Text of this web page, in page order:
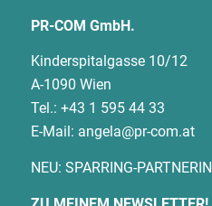
PR-COM GmbH.
Kinderspitalgasse 10/12
A-1090 Wien
Tel.: +43 1 595 44 33
E-Mail: angela@pr-com.at
NEU: SPARRING-PARTNERIN